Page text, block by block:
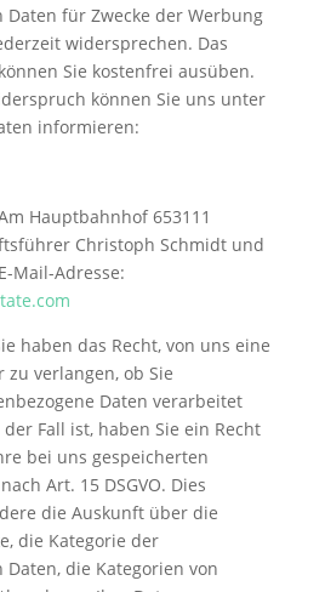
Daten für Zwecke der Werbung
widersprechen. Das
Sie kostenfrei ausüben.
können Sie uns unter
informieren:
Hauptbahnhof 653111
Christoph Schmidt und
Mail-Adresse:
haben das Recht, von uns eine
verlangen, ob Sie
Daten verarbeitet
Fall ist, haben Sie ein Recht
bei uns gespeicherten
Art. 15 DSGVO. Dies
die Auskunft über die
die Kategorie der
Daten, die Kategorien von